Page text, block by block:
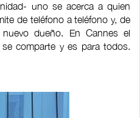
uno se acerca a quien
de teléfono a teléfono y, de
dueño. En Cannes el
comparte y es para todos.